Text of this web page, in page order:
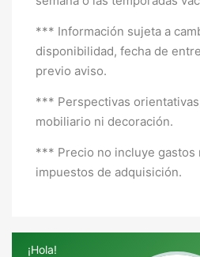
*** Información sujeta a
disponibilidad, fecha de
previo aviso.
*** Perspectivas
mobiliario ni decoración.
*** Precio no incluye gastos
impuestos de adquisición.
¡Hola!